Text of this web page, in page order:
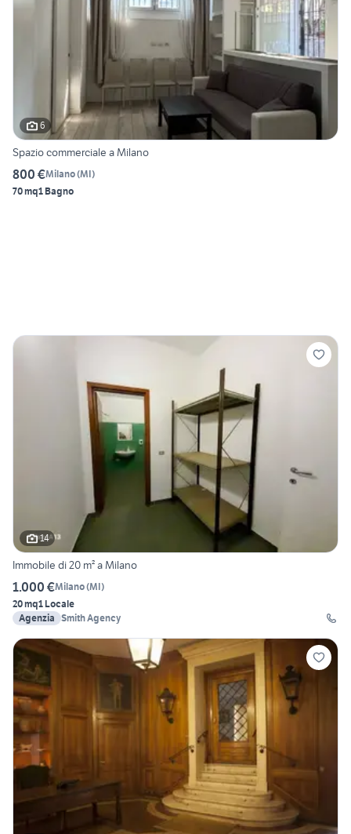
6
Spazio commerciale a Milano
800 €Milano(MI)
70 mq1 Bagno
14
Immobile di 20 m² a Milano
1.000 €Milano(MI)
20 mq1 Locale
Agenzia Smith Agency